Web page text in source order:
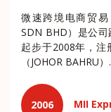
微速跨境电商贸易
SDN BHD）是公司
起步于2008年，注
（JOHOR BAHRU）.
2006 MII